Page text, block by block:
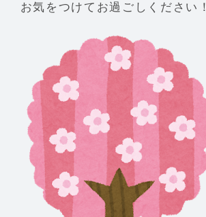
お気をつけてお過ごしください！